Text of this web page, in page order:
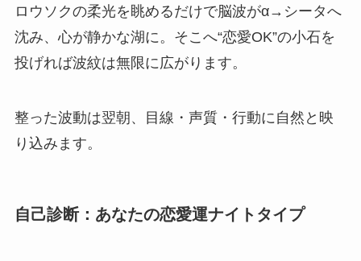
ロウソクの柔光を眺めるだけで脳波がα→シータへ
沈み、心が静かな湖に。そこへ“恋愛OK”の小石を
投げれば波紋は無限に広がります。
整った波動は翌朝、目線・声質・行動に自然と映
り込みます。
自己診断：あなたの恋愛運ナイトタイプ